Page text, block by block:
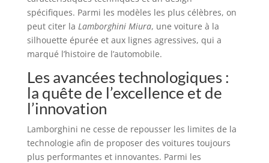
spécifiques. Parmi les modèles les plus célèbres, on
peut citer la Lamborghini Miura, une voiture à la
silhouette épurée et aux lignes agressives, qui a
marqué l’histoire de l’automobile.
Les avancées technologiques :
la quête de l’excellence et de
l’innovation
Lamborghini ne cesse de repousser les limites de la
technologie afin de proposer des voitures toujours
plus performantes et innovantes. Parmi les